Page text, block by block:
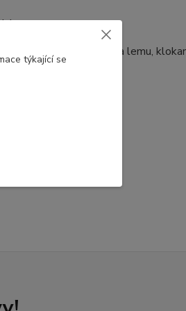
manžety na rukávech a lemu,
týkající se